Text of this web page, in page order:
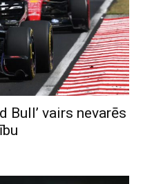
Bull’ vairs nevarēs